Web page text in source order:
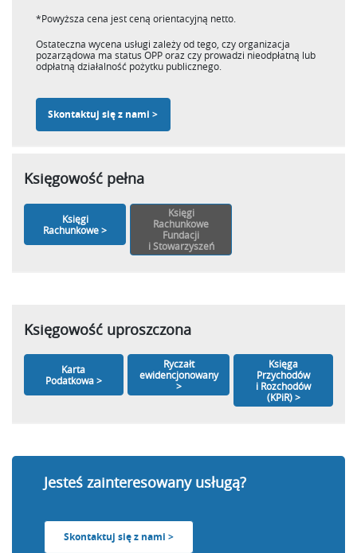
*Powyższa cena jest ceną orientacyjną netto.
Ostateczna wycena usługi zależy od tego, czy organizacja
pozarządowa ma status OPP oraz czy prowadzi nieodpłatną lub
odpłatną działalność pożytku publicznego.
Skontaktuj się z nami >
Księgowość pełna
Księgi
Rachunkowe >
Księgi
Rachunkowe
Fundacji
i Stowarzyszeń
Księgowość uproszczona
Karta
Podatkowa >
Ryczałt
ewidencjonowany
>
Księga
Przychodów
i Rozchodów
(KPiR) >
Jesteś zainteresowany usługą?
Skontaktuj się z nami >